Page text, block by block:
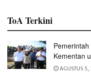
ToA Terkini
Kementan
AGUSTUS 5,